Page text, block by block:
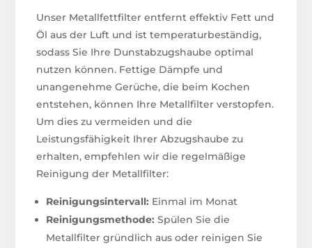
Unser Metallfettfilter entfernt effektiv Fett und
Öl aus der Luft und ist temperaturbeständig,
sodass Sie Ihre Dunstabzugshaube optimal
nutzen können. Fettige Dämpfe und
unangenehme Gerüche, die beim Kochen
entstehen, können Ihre Metallfilter verstopfen.
Um dies zu vermeiden und die
Leistungsfähigkeit Ihrer Abzugshaube zu
erhalten, empfehlen wir die regelmäßige
Reinigung der Metallfilter:
Reinigungsintervall: Einmal im Monat
Reinigungsmethode: Spülen Sie die
Metallfilter gründlich aus oder reinigen Sie